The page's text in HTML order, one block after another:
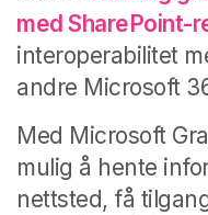
med SharePoint-
interoperabilitet
andre Microsoft
Med Microsoft
mulig å hente
nettsted, få